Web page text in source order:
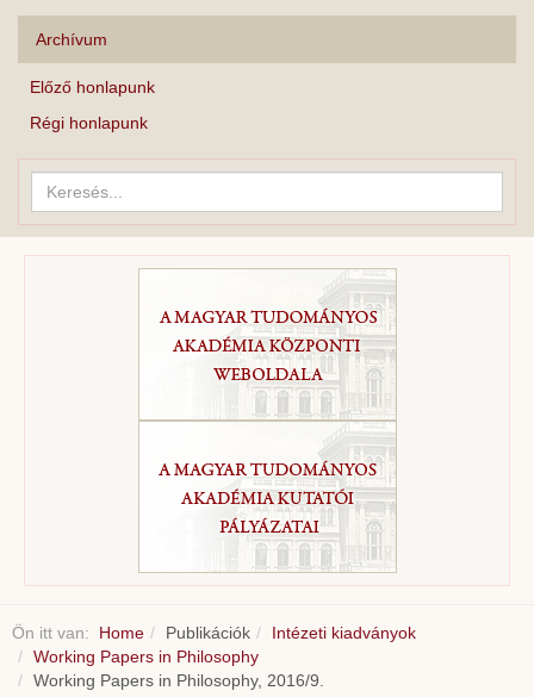
Archívum
Előző honlapunk
Régi honlapunk
Keresés...
Ön itt van: Home Publikációk
Intézeti kiadványok
Working Papers in Philosophy
Working Papers in Philosophy, 2016/9.